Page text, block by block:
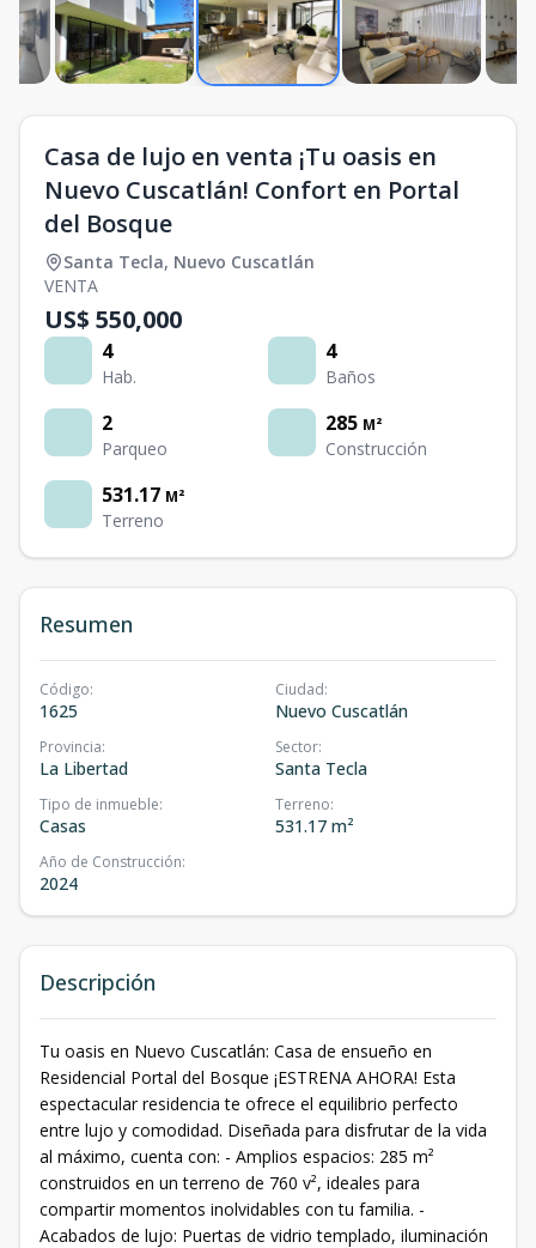
Casa de lujo en venta ¡Tu oasis en
Nuevo Cuscatlán! Confort en Portal
del Bosque
Santa Tecla, Nuevo Cuscatlán
VENTA
US$ 550,000
4
Hab.
4
Baños
2
Parqueo
285 M²
Construcción
531.17 M²
Terreno
Resumen
Código:
1625
Ciudad:
Nuevo Cuscatlán
Provincia:
La Libertad
Sector:
Santa Tecla
Tipo de inmueble:
Casas
Terreno:
531.17 m²
Año de Construcción:
2024
Descripción
Tu oasis en Nuevo Cuscatlán: Casa de ensueño en
Residencial Portal del Bosque ¡ESTRENA AHORA! Esta
espectacular residencia te ofrece el equilibrio perfecto
entre lujo y comodidad. Diseñada para disfrutar de la vida
al máximo, cuenta con: - Amplios espacios: 285 m²
construidos en un terreno de 760 v², ideales para
compartir momentos inolvidables con tu familia. -
Acabados de lujo: Puertas de vidrio templado, iluminación